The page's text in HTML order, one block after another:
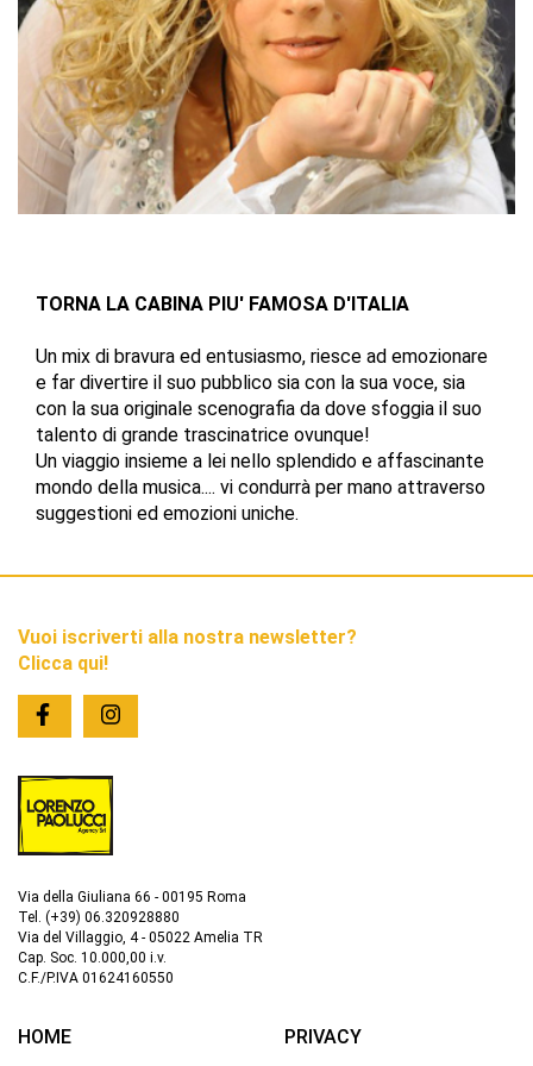
TORNA LA CABINA PIU' FAMOSA D'ITALIA
Un mix di bravura ed entusiasmo, riesce ad emozionare
e far divertire il suo pubblico sia con la sua voce, sia
con la sua originale scenografia da dove sfoggia il suo
talento di grande trascinatrice ovunque!
Un viaggio insieme a lei nello splendido e affascinante
mondo della musica.... vi condurrà per mano attraverso
suggestioni ed emozioni uniche.
Vuoi iscriverti alla nostra newsletter?
Clicca qui!
Via della Giuliana 66 - 00195 Roma
Tel. (+39) 06.320928880
Via del Villaggio, 4 - 05022 Amelia TR
Cap. Soc. 10.000,00 i.v.
C.F./P.IVA 01624160550
HOME PRIVACY